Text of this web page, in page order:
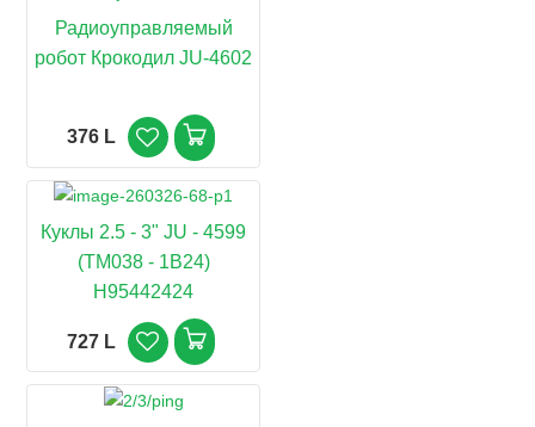
Радиоуправляемый
робот Крокодил JU-4602
376 L
Куклы 2.5 - 3" JU - 4599
(TM038 - 1B24)
H95442424
727 L